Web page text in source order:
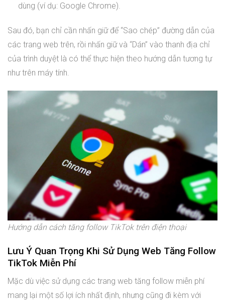
dùng (ví dụ: Google Chrome).
Sau đó, bạn chỉ cần nhấn giữ để “Sao chép” đường dẫn của
các trang web trên, rồi nhấn giữ và “Dán” vào thanh địa chỉ
của trình duyệt là có thể thực hiện theo hướng dẫn tương tự
như trên máy tính.
Hướng dẫn cách tăng follow TikTok trên điện thoại
Lưu Ý Quan Trọng Khi Sử Dụng Web Tăng Follow
TikTok Miễn Phí
Mặc dù việc sử dụng các trang web tăng follow miễn phí
mang lại một số lợi ích nhất định, nhưng cũng đi kèm với